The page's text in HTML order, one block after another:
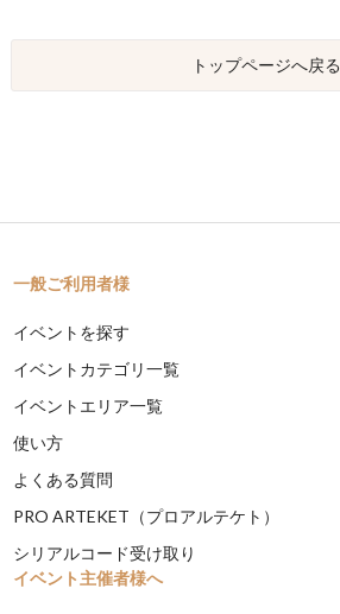
トップページへ戻る
一般ご利用者様
イベントを探す
イベントカテゴリ一覧
イベントエリア一覧
使い方
よくある質問
PRO ARTEKET（プロアルテケト）
シリアルコード受け取り
イベント主催者様へ